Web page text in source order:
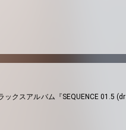
クスアルバム『SEQUENCE 01.5 (dr